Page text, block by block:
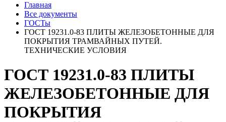
Главная
Все документы
ГОСТы
ГОСТ 19231.0-83 ПЛИТЫ ЖЕЛЕЗОБЕТОННЫЕ ДЛЯ
ПОКРЫТИЯ ТРАМВАЙНЫХ ПУТЕЙ.
ТЕХНИЧЕСКИЕ УСЛОВИЯ
ГОСТ 19231.0-83 ПЛИТЫ
ЖЕЛЕЗОБЕТОННЫЕ ДЛЯ
ПОКРЫТИЯ